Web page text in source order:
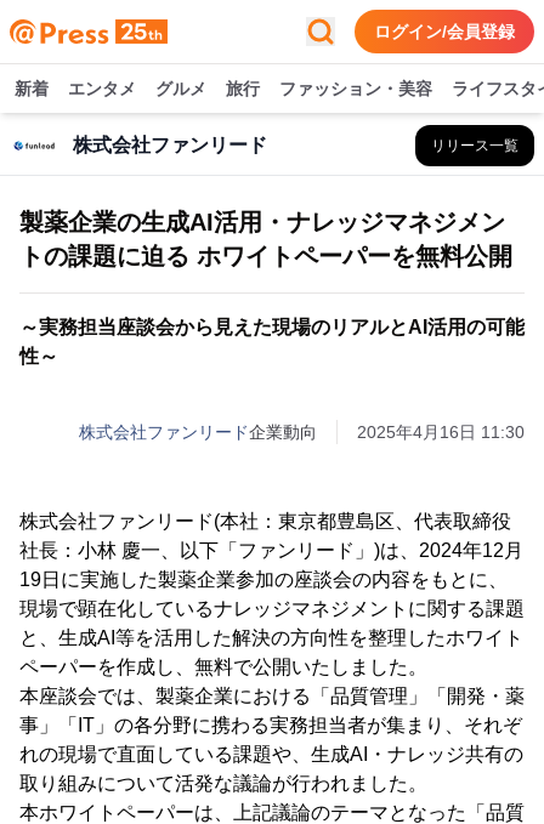
ログイン/会員登録
新着 エンタメ グルメ 旅行 ファッション・美容 ライフスタ
株式会社ファンリード リリース一覧
製薬企業の生成AI活用・ナレッジマネジメン
トの課題に迫る ホワイトペーパーを無料公開
～実務担当座談会から見えた現場のリアルとAI活用の可能
性～
株式会社ファンリード企業動向 2025年4月16日 11:30
株式会社ファンリード(本社：東京都豊島区、代表取締役
社長：小林 慶一、以下「ファンリード」)は、2024年12月
19日に実施した製薬企業参加の座談会の内容をもとに、
現場で顕在化しているナレッジマネジメントに関する課題
と、生成AI等を活用した解決の方向性を整理したホワイト
ペーパーを作成し、無料で公開いたしました。
本座談会では、製薬企業における「品質管理」「開発・薬
事」「IT」の各分野に携わる実務担当者が集まり、それぞ
れの現場で直面している課題や、生成AI・ナレッジ共有の
取り組みについて活発な議論が行われました。
本ホワイトペーパーは、上記議論のテーマとなった「品質